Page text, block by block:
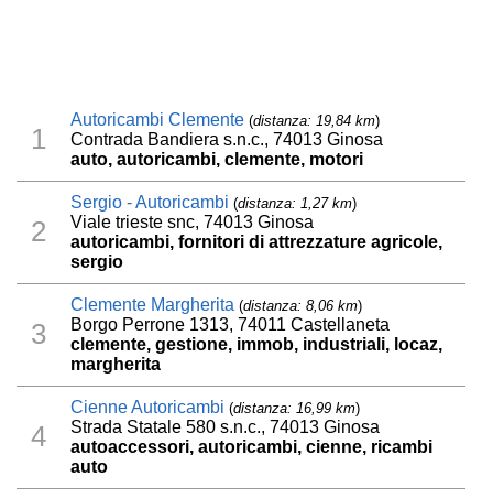
1
Autoricambi Clemente (distanza: 19,84 km)
Contrada Bandiera s.n.c., 74013 Ginosa
auto, autoricambi, clemente, motori
2
Sergio - Autoricambi (distanza: 1,27 km)
Viale trieste snc, 74013 Ginosa
autoricambi, fornitori di attrezzature agricole,
sergio
3
Clemente Margherita (distanza: 8,06 km)
Borgo Perrone 1313, 74011 Castellaneta
clemente, gestione, immob, industriali, locaz,
margherita
4
Cienne Autoricambi (distanza: 16,99 km)
Strada Statale 580 s.n.c., 74013 Ginosa
autoaccessori, autoricambi, cienne, ricambi
auto